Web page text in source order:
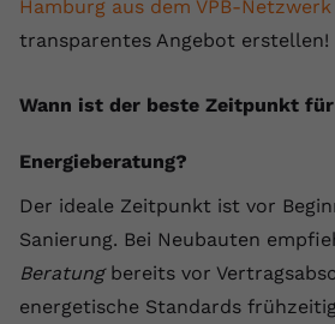
Hamburg aus dem VPB-Netzwerk
transparentes Angebot erstellen!
Wann ist der beste Zeitpunkt
Energieberatung?
Der ideale Zeitpunkt ist vor
Sanierung. Bei Neubauten
Beratungbereits vor
energetische Standards